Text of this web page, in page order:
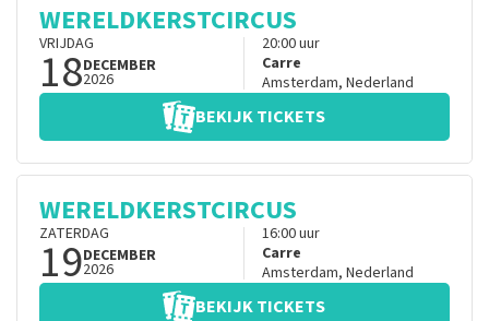
WERELDKERSTCIRCUS
VRIJDAG
18DECEMBER
2026
20:00uur
Carre
Amsterdam, Nederland
BEKIJK TICKETS
WERELDKERSTCIRCUS
ZATERDAG
19DECEMBER
2026
16:00uur
Carre
Amsterdam, Nederland
BEKIJK TICKETS